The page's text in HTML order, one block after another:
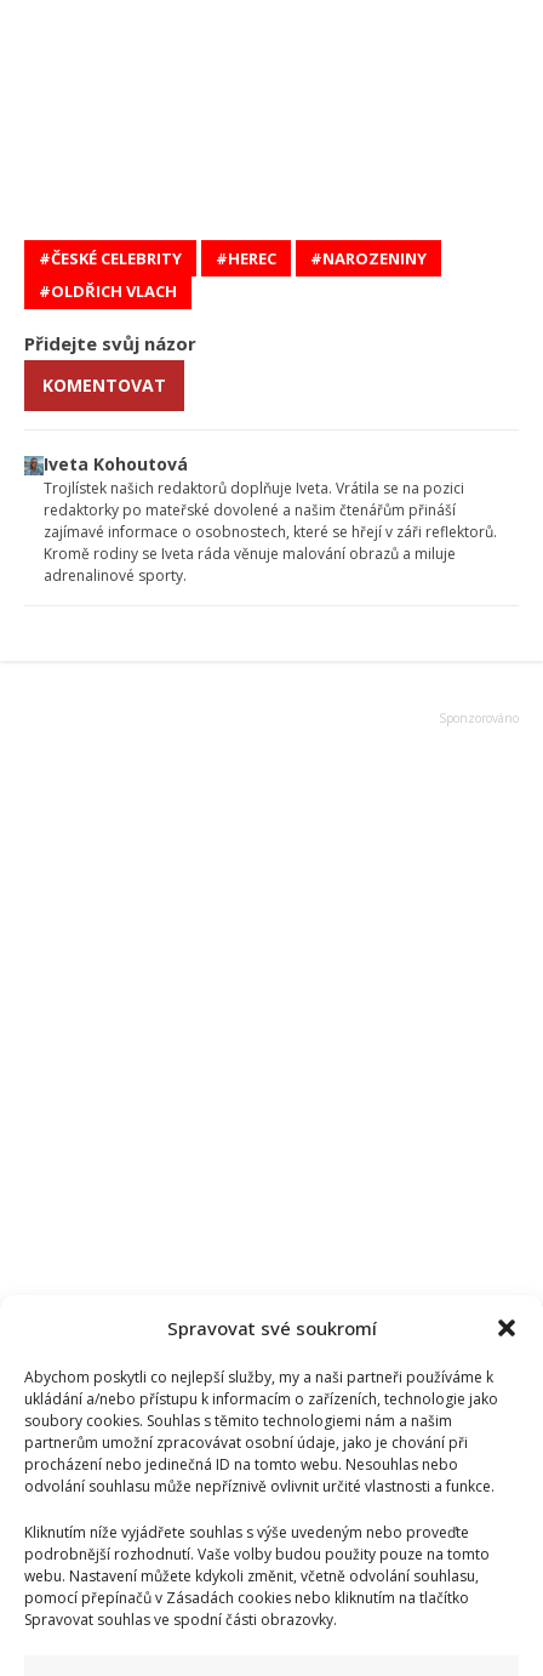
Spravovat své soukromí
Abychom poskytli co nejlepší služby, my a naši partneři používáme k
ukládání a/nebo přístupu k informacím o zařízeních, technologie jako
soubory cookies. Souhlas s těmito technologiemi nám a našim
partnerům umožní zpracovávat osobní údaje, jako je chování při
procházení nebo jedinečná ID na tomto webu. Nesouhlas nebo
odvolání souhlasu může nepříznivě ovlivnit určité vlastnosti a funkce.
Kliknutím níže vyjádřete souhlas s výše uvedeným nebo proveďte
podrobnější rozhodnutí. Vaše volby budou použity pouze na tomto
webu. Nastavení můžete kdykoli změnit, včetně odvolání souhlasu,
pomocí přepínačů v Zásadách cookies nebo kliknutím na tlačítko
Spravovat souhlas ve spodní části obrazovky.
ČESKÉ CELEBRITY HEREC
NAROZENINY
OLDŘICH VLACH
Přidejte svůj názor
KOMENTOVAT
Iveta Kohoutová
Trojlístek našich redaktorů doplňuje Iveta. Vrátila se na pozici
redaktorky po mateřské dovolené a našim čtenářům přináší
zajímavé informace o osobnostech, které se hřejí v záři reflektorů.
Kromě rodiny se Iveta ráda věnuje malování obrazů a miluje
adrenalinové sporty.